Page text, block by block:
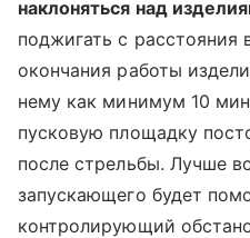
наклоняться над
поджигать с расстояния
окончания работы
нему как минимум 10
пусковую площадку
после стрельбы. Лучше
запускающего будет
контролирующий